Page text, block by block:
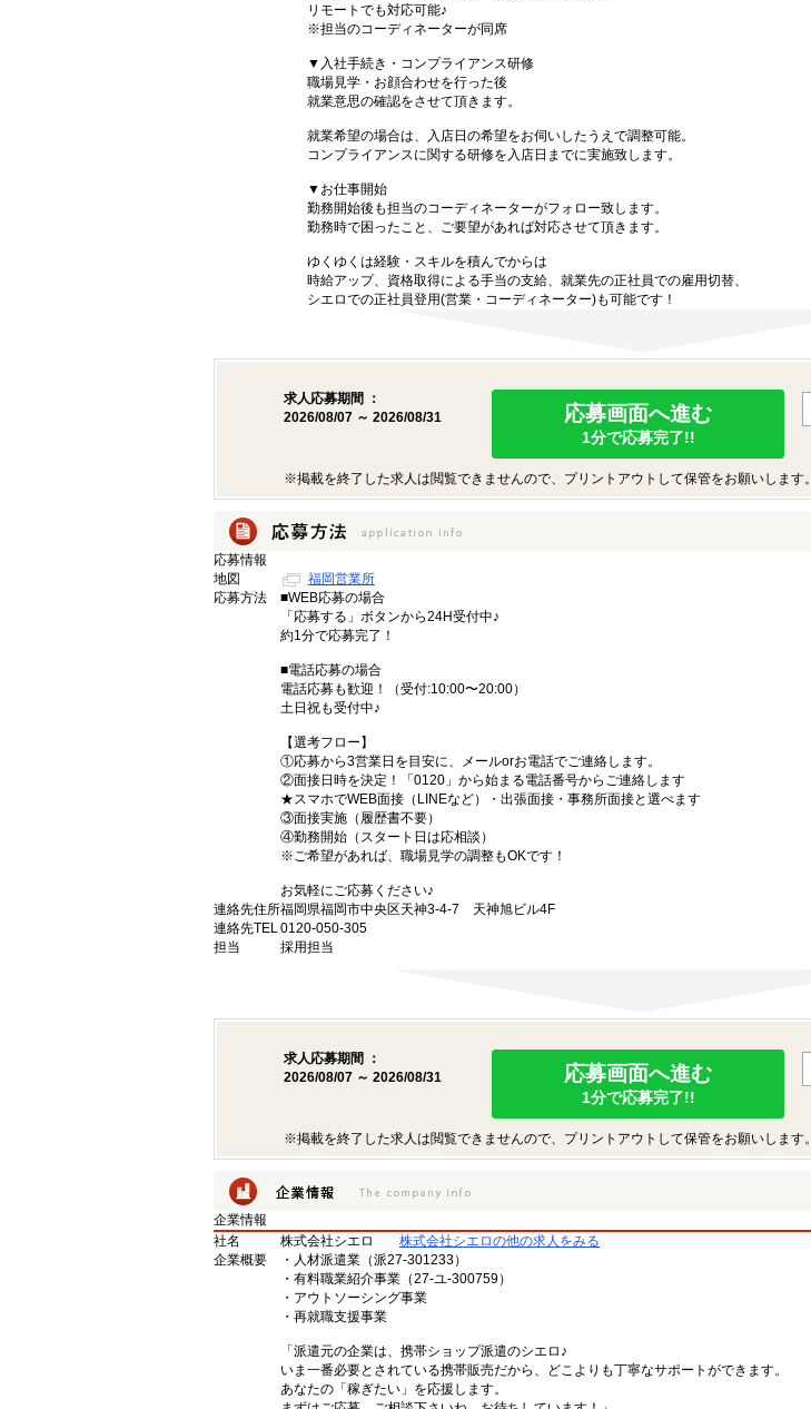
リモートでも対応可能♪
※担当のコーディネーターが同席
▼入社手続き・コンプライアンス研修
職場見学・お顔合わせを行った後
就業意思の確認をさせて頂きます。
就業希望の場合は、入店日の希望をお伺いしたうえで調整可能。
コンプライアンスに関する研修を入店日までに実施致します。
▼お仕事開始
勤務開始後も担当のコーディネーターがフォロー致します。
勤務時で困ったこと、ご要望があれば対応させて頂きます。
ゆくゆくは経験・スキルを積んでからは
時給アップ、資格取得による手当の支給、就業先の正社員での雇用切替、
シエロでの正社員登用(営業・コーディネーター)も可能です！
求人応募期間 ：
2026/08/07 ～ 2026/08/31
応募画面へ進む
1分で応募完了!!
※掲載を終了した求人は閲覧できませんので、プリントアウトして保管をお願いします。
応募情報
地図
福岡営業所
応募方法
■WEB応募の場合
「応募する」ボタンから24H受付中♪
約1分で応募完了！
■電話応募の場合
電話応募も歓迎！（受付:10:00〜20:00）
土日祝も受付中♪
【選考フロー】
①応募から3営業日を目安に、メールorお電話でご連絡します。
②面接日時を決定！「0120」から始まる電話番号からご連絡します
★スマホでWEB面接（LINEなど）・出張面接・事務所面接と選べます
③面接実施（履歴書不要）
④勤務開始（スタート日は応相談）
※ご希望があれば、職場見学の調整もOKです！
お気軽にご応募ください♪
連絡先住所福岡県福岡市中央区天神3-4-7 天神旭ビル4F
連絡先TEL0120-050-305
担当
採用担当
求人応募期間 ：
2026/08/07 ～ 2026/08/31
応募画面へ進む
1分で応募完了!!
※掲載を終了した求人は閲覧できませんので、プリントアウトして保管をお願いします。
企業情報
社名
株式会社シエロ
株式会社シエロの他の求人をみる
企業概要
・人材派遣業（派27-301233）
・有料職業紹介事業（27-ユ-300759）
・アウトソーシング事業
・再就職支援事業
「派遣元の企業は、携帯ショップ派遣のシエロ♪
いま一番必要とされている携帯販売だから、どこよりも丁寧なサポートができます。
あなたの「稼ぎたい」を応援します。